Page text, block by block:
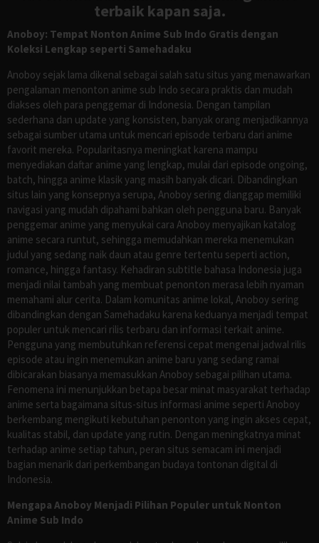
terbaik kapan saja.
Anoboy: Tempat Nonton Anime Sub Indo Gratis dengan
Koleksi Lengkap seperti Samehadaku
Anoboy sejak lama dikenal sebagai salah satu situs yang menawarkan
pengalaman menonton anime sub Indo secara praktis dan mudah
diakses oleh para penggemar di Indonesia. Dengan tampilan
sederhana dan update yang konsisten, banyak orang menjadikannya
sebagai sumber utama untuk mencari episode terbaru dari anime
favorit mereka. Popularitasnya meningkat karena mampu
menyediakan daftar anime yang lengkap, mulai dari episode ongoing,
batch, hingga anime klasik yang masih banyak dicari. Dibandingkan
situs lain yang konsepnya serupa, Anoboy sering dianggap memiliki
navigasi yang mudah dipahami bahkan oleh pengguna baru. Banyak
penggemar anime yang menyukai cara Anoboy menyajikan katalog
anime secara runtut, sehingga memudahkan mereka menemukan
judul yang sedang naik daun atau genre tertentu seperti action,
romance, hingga fantasy. Kehadiran subtitle bahasa Indonesia juga
menjadi nilai tambah yang membuat penonton merasa lebih nyaman
memahami alur cerita. Dalam komunitas anime lokal, Anoboy sering
dibandingkan dengan Samehadaku karena keduanya menjadi tempat
populer untuk mencari rilis terbaru dan informasi terkait anime.
Pengguna yang membutuhkan referensi cepat mengenai jadwal rilis
episode atau ingin menemukan anime baru yang sedang ramai
dibicarakan biasanya memasukkan Anoboy sebagai pilihan utama.
Fenomena ini menunjukkan betapa besar minat masyarakat terhadap
anime serta bagaimana situs-situs informasi anime seperti Anoboy
berkembang mengikuti kebutuhan penonton yang ingin akses cepat,
kualitas stabil, dan update yang rutin. Dengan meningkatnya minat
terhadap anime setiap tahun, peran situs semacam ini menjadi
bagian menarik dari perkembangan budaya tontonan digital di
Indonesia.
Mengapa Anoboy Menjadi Pilihan Populer untuk Nonton
Anime Sub Indo